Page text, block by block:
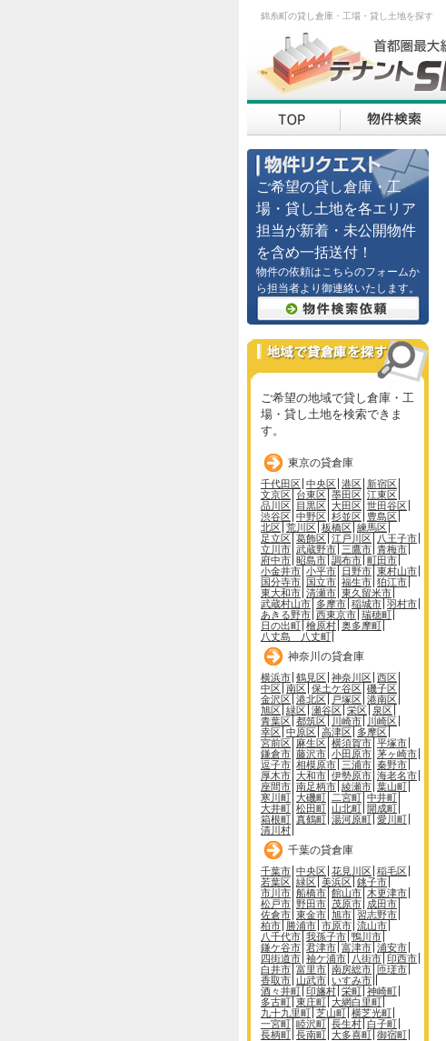
錦糸町の貸し倉庫・工場・貸し土地を探す
ご希望の貸し倉庫・工
場・貸し土地を各エリア
担当が新着・未公開物件
を含め一括送付！
物件の依頼はこちらのフォームか
ら担当者より御連絡いたします。
ご希望の地域で貸し倉庫・工
場・貸し土地を検索できま
す。
東京の貸倉庫
千代田区 中央区 港区 新宿区
文京区 台東区 墨田区 江東区
品川区 目黒区 大田区 世田谷区
渋谷区 中野区 杉並区 豊島区
北区 荒川区 板橋区 練馬区
足立区 葛飾区 江戸川区
八王子市
立川市 武蔵野市 三鷹市 青梅市
府中市 昭島市 調布市 町田市
小金井市 小平市 日野市 東村山市
国分寺市
国立市 福生市 狛江市
東大和市 清瀬市 東久留米市
武蔵村山市 多摩市 稲城市 羽村市
あきる野市 西東京市 瑞穂町
日の出町 檜原村 奥多摩町
八丈島 八丈町
神奈川の貸倉庫
横浜市 鶴見区 神奈川区 西区
中区 南区 保土ケ谷区 磯子区
金沢区 港北区 戸塚区 港南区
旭区 緑区 瀬谷区 栄区 泉区
青葉区 都筑区 川崎市
川崎区
幸区 中原区 高津区 多摩区
宮前区 麻生区 横須賀市 平塚市
鎌倉市 藤沢市 小田原市 茅ヶ崎市
逗子市 相模原市 三浦市 秦野市
厚木市 大和市 伊勢原市 海老名市
座間市 南足柄市 綾瀬市 葉山町
寒川町 大磯町 二宮町 中井町
大井町 松田町 山北町 開成町
箱根町 真鶴町 湯河原町 愛川町
清川村
千葉の貸倉庫
千葉市 中央区 花見川区 稲毛区
若葉区 緑区 美浜区 銚子市
市川市 船橋市 館山市 木更津市
松戸市 野田市 茂原市 成田市
佐倉市 東金市 旭市 習志野市
柏市 勝浦市 市原市 流山市
八千代市 我孫子市 鴨川市
鎌ケ谷市 君津市 富津市 浦安市
四街道市 袖ケ浦市 八街市 印西市
白井市 富里市 南房総市 匝瑳市
香取市 山武市 いすみ市
酒々井町 印旛村 栄町 神崎町
多古町 東庄町 大網白里町
九十九里町 芝山町 横芝光町
一宮町 睦沢町 長生村 白子町
長柄町 長南町 大多喜町 御宿町